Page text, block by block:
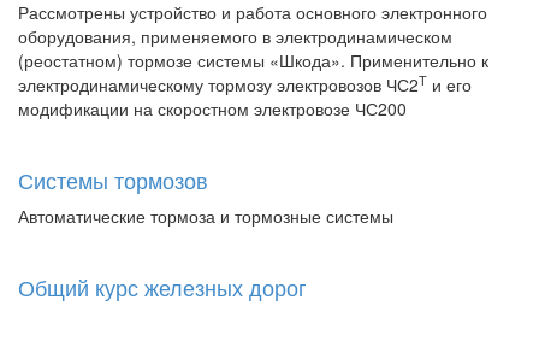
Рассмотрены устройство и работа основного электронного
оборудования, применяемого в электродинамическом
(реостатном) тормозе системы «Шкода». Применительно к
электродинамическому тормозу электровозов ЧС2Т и его
модификации на скоростном электровозе ЧС200
Системы тормозов
Автоматические тормоза и тормозные системы
Общий курс железных дорог